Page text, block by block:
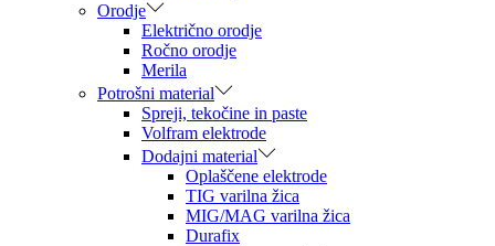
Orodje
Električno orodje
Ročno orodje
Merila
Potrošni material
Spreji, tekočine in paste
Volfram elektrode
Dodajni material
Oplaščene elektrode
TIG varilna žica
MIG/MAG varilna žica
Durafix